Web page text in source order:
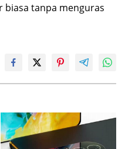
biasa tanpa menguras